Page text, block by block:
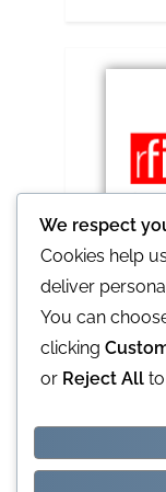
L'Opinion
We respect
Cookies help
deliver
You can
clicking
or Reject All